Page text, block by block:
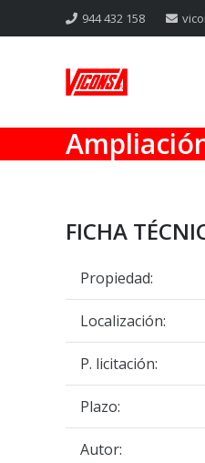
944 432 158
FICHA
Propiedad:
Localización:
P. licitación:
Plazo:
Autor: